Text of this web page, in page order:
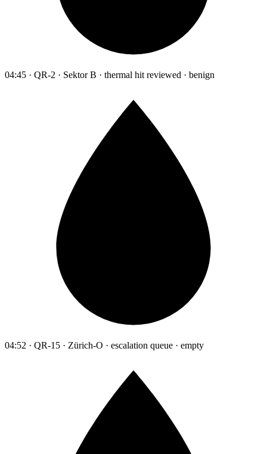
04:45 · QR-2 · Sektor B · thermal hit reviewed · benign
04:52 · QR-15 · Zürich-O · escalation queue · empty